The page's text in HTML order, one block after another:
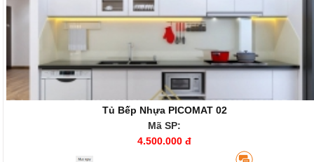
Tủ Bếp Nhựa PICOMAT 02
Mã SP:
4.500.000 đ